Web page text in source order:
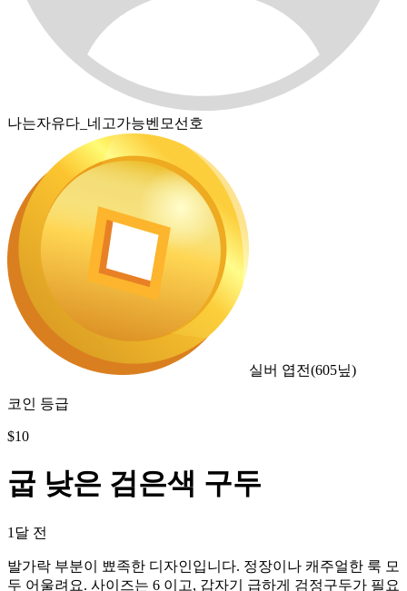
나는자유다_네고가능벤모선호
실버 엽전(605닢)
코인 등급
$10
굽 낮은 검은색 구두
1달 전
발가락 부분이 뾰족한 디자인입니다. 정장이나 캐주얼한 룩 모
두 어울려요. 사이즈는 6 이고, 갑자기 급하게 검정구두가 필요